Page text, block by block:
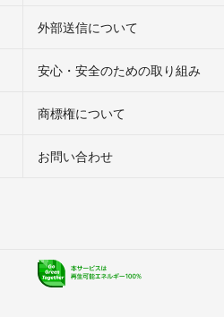
外部送信について
安心・安全のための取り組み
商標権について
お問い合わせ